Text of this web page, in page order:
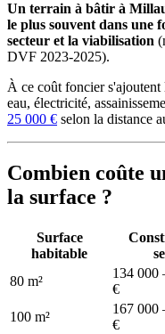
Un terrain à bâtir à Millau
le plus souvent dans une
secteur et la viabilisation
DVF 2023-2025).
À ce coût foncier
eau, électricité,
25 000 € selon la distance
Combien coûte
la surface ?
Surface
habitable
80 m²
134 000
€
100 m²
167 000
€